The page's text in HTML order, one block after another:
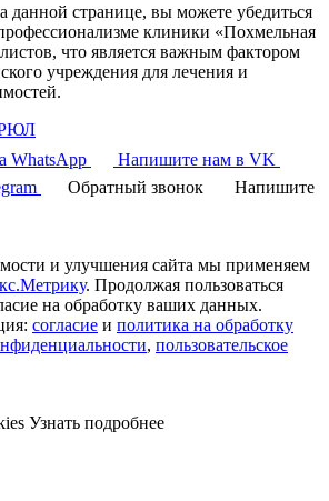
данной странице, вы можете убедиться
клиники «Похмельная
что является важным фактором
учреждения для лечения и
WhatsApp
Напишите нам в VK
Обратный звонок
Напишите
и улучшения сайта мы применяем
. Продолжая пользоваться
на обработку ваших данных.
согласие и политика на обработку
, пользовательское
Узнать подробнее